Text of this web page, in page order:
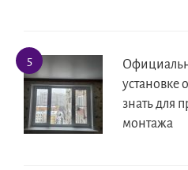
установке
знать для
монтажа